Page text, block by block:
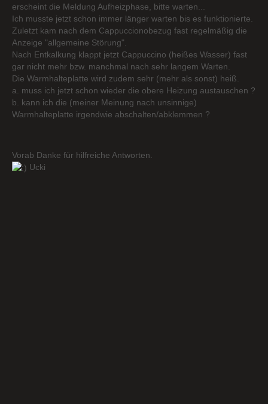
erscheint die Meldung Aufheizphase, bitte warten...
Ich musste jetzt schon immer länger warten bis es funktionierte.
Zuletzt kam nach dem Cappuccionobezug fast regelmäßig die
Anzeige "allgemeine Störung".
Nach Entkalkung klappt jetzt Cappuccino (heißes Wasser) fast
gar nicht mehr bzw. manchmal nach sehr langem Warten.
Die Warmhalteplatte wird zudem sehr (mehr als sonst) heiß.
a. muss ich jetzt schon wieder die obere Heizung austauschen ?
b. kann ich die (meiner Meinung nach unsinnige)
Warmhalteplatte irgendwie abschalten/abklemmen ?
Vorab Danke für hilfreiche Antworten.
Ucki